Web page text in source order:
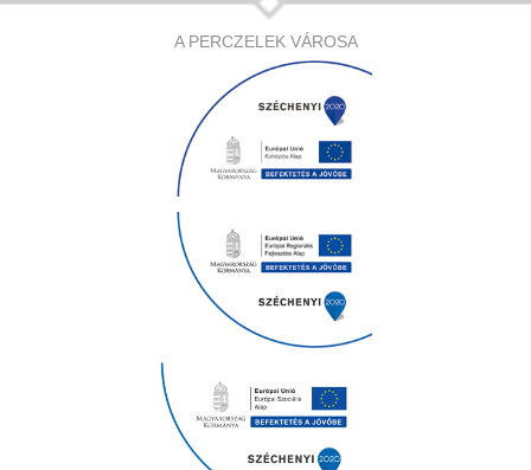
A PERCZELEK VÁROSA